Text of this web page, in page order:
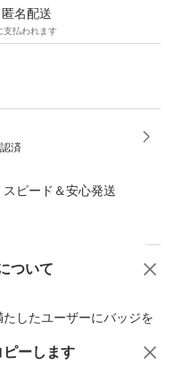
名配送
支払われます
済
スピード＆安心発送
ついて
したユーザーにバッジを
商品への質問
ピーします